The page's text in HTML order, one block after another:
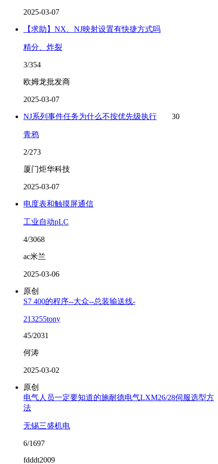
2025-03-07
【求助】NX、NJ映射设置有快捷方式吗
精分、炸裂
3/354
欧姆龙批发商
2025-03-07
NJ系列事件任务为什么不按优先级执行 30
青鸦
2/273
厦门炬华科技
2025-03-07
电度表和触摸屏通信
工业自动pLC
4/3068
ac米兰
2025-03-06
原创
S7 400的程序--大众--总装输送线-
213255tony
45/2031
何涛
2025-03-02
原创
电气人员一定要知道的施耐德电气LXM26/28伺服选型方
法
无锡三盛机电
6/1697
fdddt2009